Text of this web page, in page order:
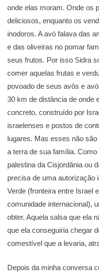
onde elas moram. Onde os
deliciosos, enquanto os
inodoros. A avó falava das
e das oliveiras no pomar
seus frutos. Por isso Sidra
comer aquelas frutas e
povoado de seus avôs e
30 km de distância de onde
concreto, construído por
israelenses e postos de
lugares. Mas esses não
a terra de sua família.
palestina da Cisjordânia ou
precisa de uma autorização
Verde (fronteira entre Israel
comunidade internacional),
obter. Aquela salsa que ela
que ela conseguiria chegar
comestível que a levaria,
Depois da minha conversa